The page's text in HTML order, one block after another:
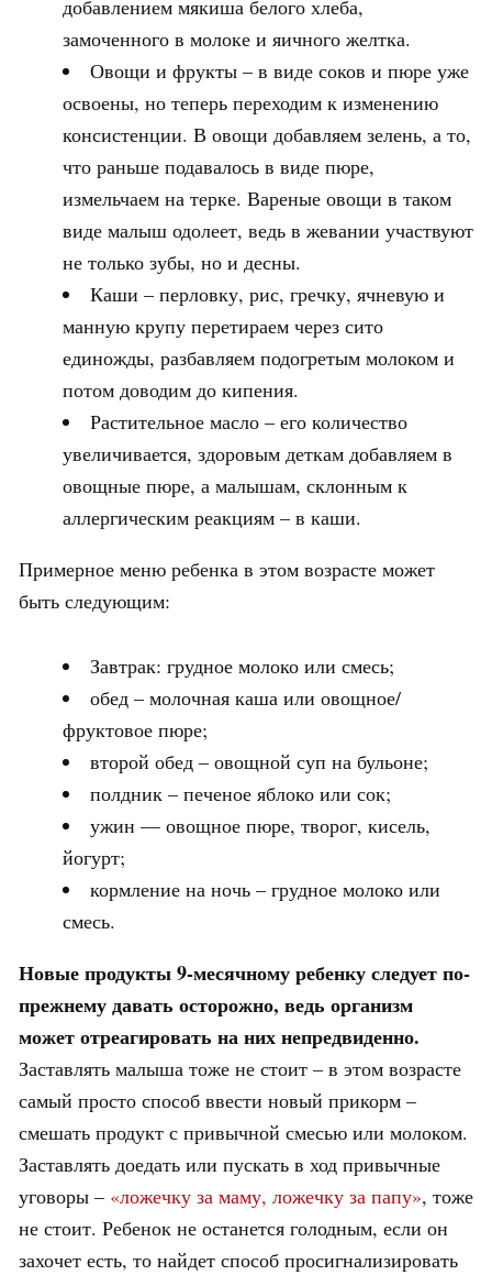
добавлением мякиша белого хлеба,
замоченного в молоке и яичного желтка.
Овощи и фрукты – в виде соков и пюре уже
освоены, но теперь переходим к изменению
консистенции. В овощи добавляем зелень, а то,
что раньше подавалось в виде пюре,
измельчаем на терке. Вареные овощи в таком
виде малыш одолеет, ведь в жевании участвуют
не только зубы, но и десны.
Каши – перловку, рис, гречку, ячневую и
манную крупу перетираем через сито
единожды, разбавляем подогретым молоком и
потом доводим до кипения.
Растительное масло – его количество
увеличивается, здоровым деткам добавляем в
овощные пюре, а малышам, склонным к
аллергическим реакциям – в каши.
Примерное меню ребенка в этом возрасте может
быть следующим:
Завтрак: грудное молоко или смесь;
обед – молочная каша или овощное/
фруктовое пюре;
второй обед – овощной суп на бульоне;
полдник – печеное яблоко или сок;
ужин — овощное пюре, творог, кисель,
йогурт;
кормление на ночь – грудное молоко или
смесь.
Новые продукты 9-месячному ребенку следует по-
прежнему давать осторожно, ведь организм
может отреагировать на них непредвиденно.
Заставлять малыша тоже не стоит – в этом возрасте
самый просто способ ввести новый прикорм –
смешать продукт с привычной смесью или молоком.
Заставлять доедать или пускать в ход привычные
уговоры – «ложечку за маму, ложечку за папу», тоже
не стоит. Ребенок не останется голодным, если он
захочет есть, то найдет способ просигнализировать